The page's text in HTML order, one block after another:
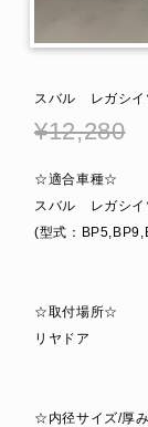
スバル レガシイ
¥12,280
☆適合車種☆
スバル レガシイ
(型式：
☆取付場所☆
リヤドア
☆内径サイズ/厚